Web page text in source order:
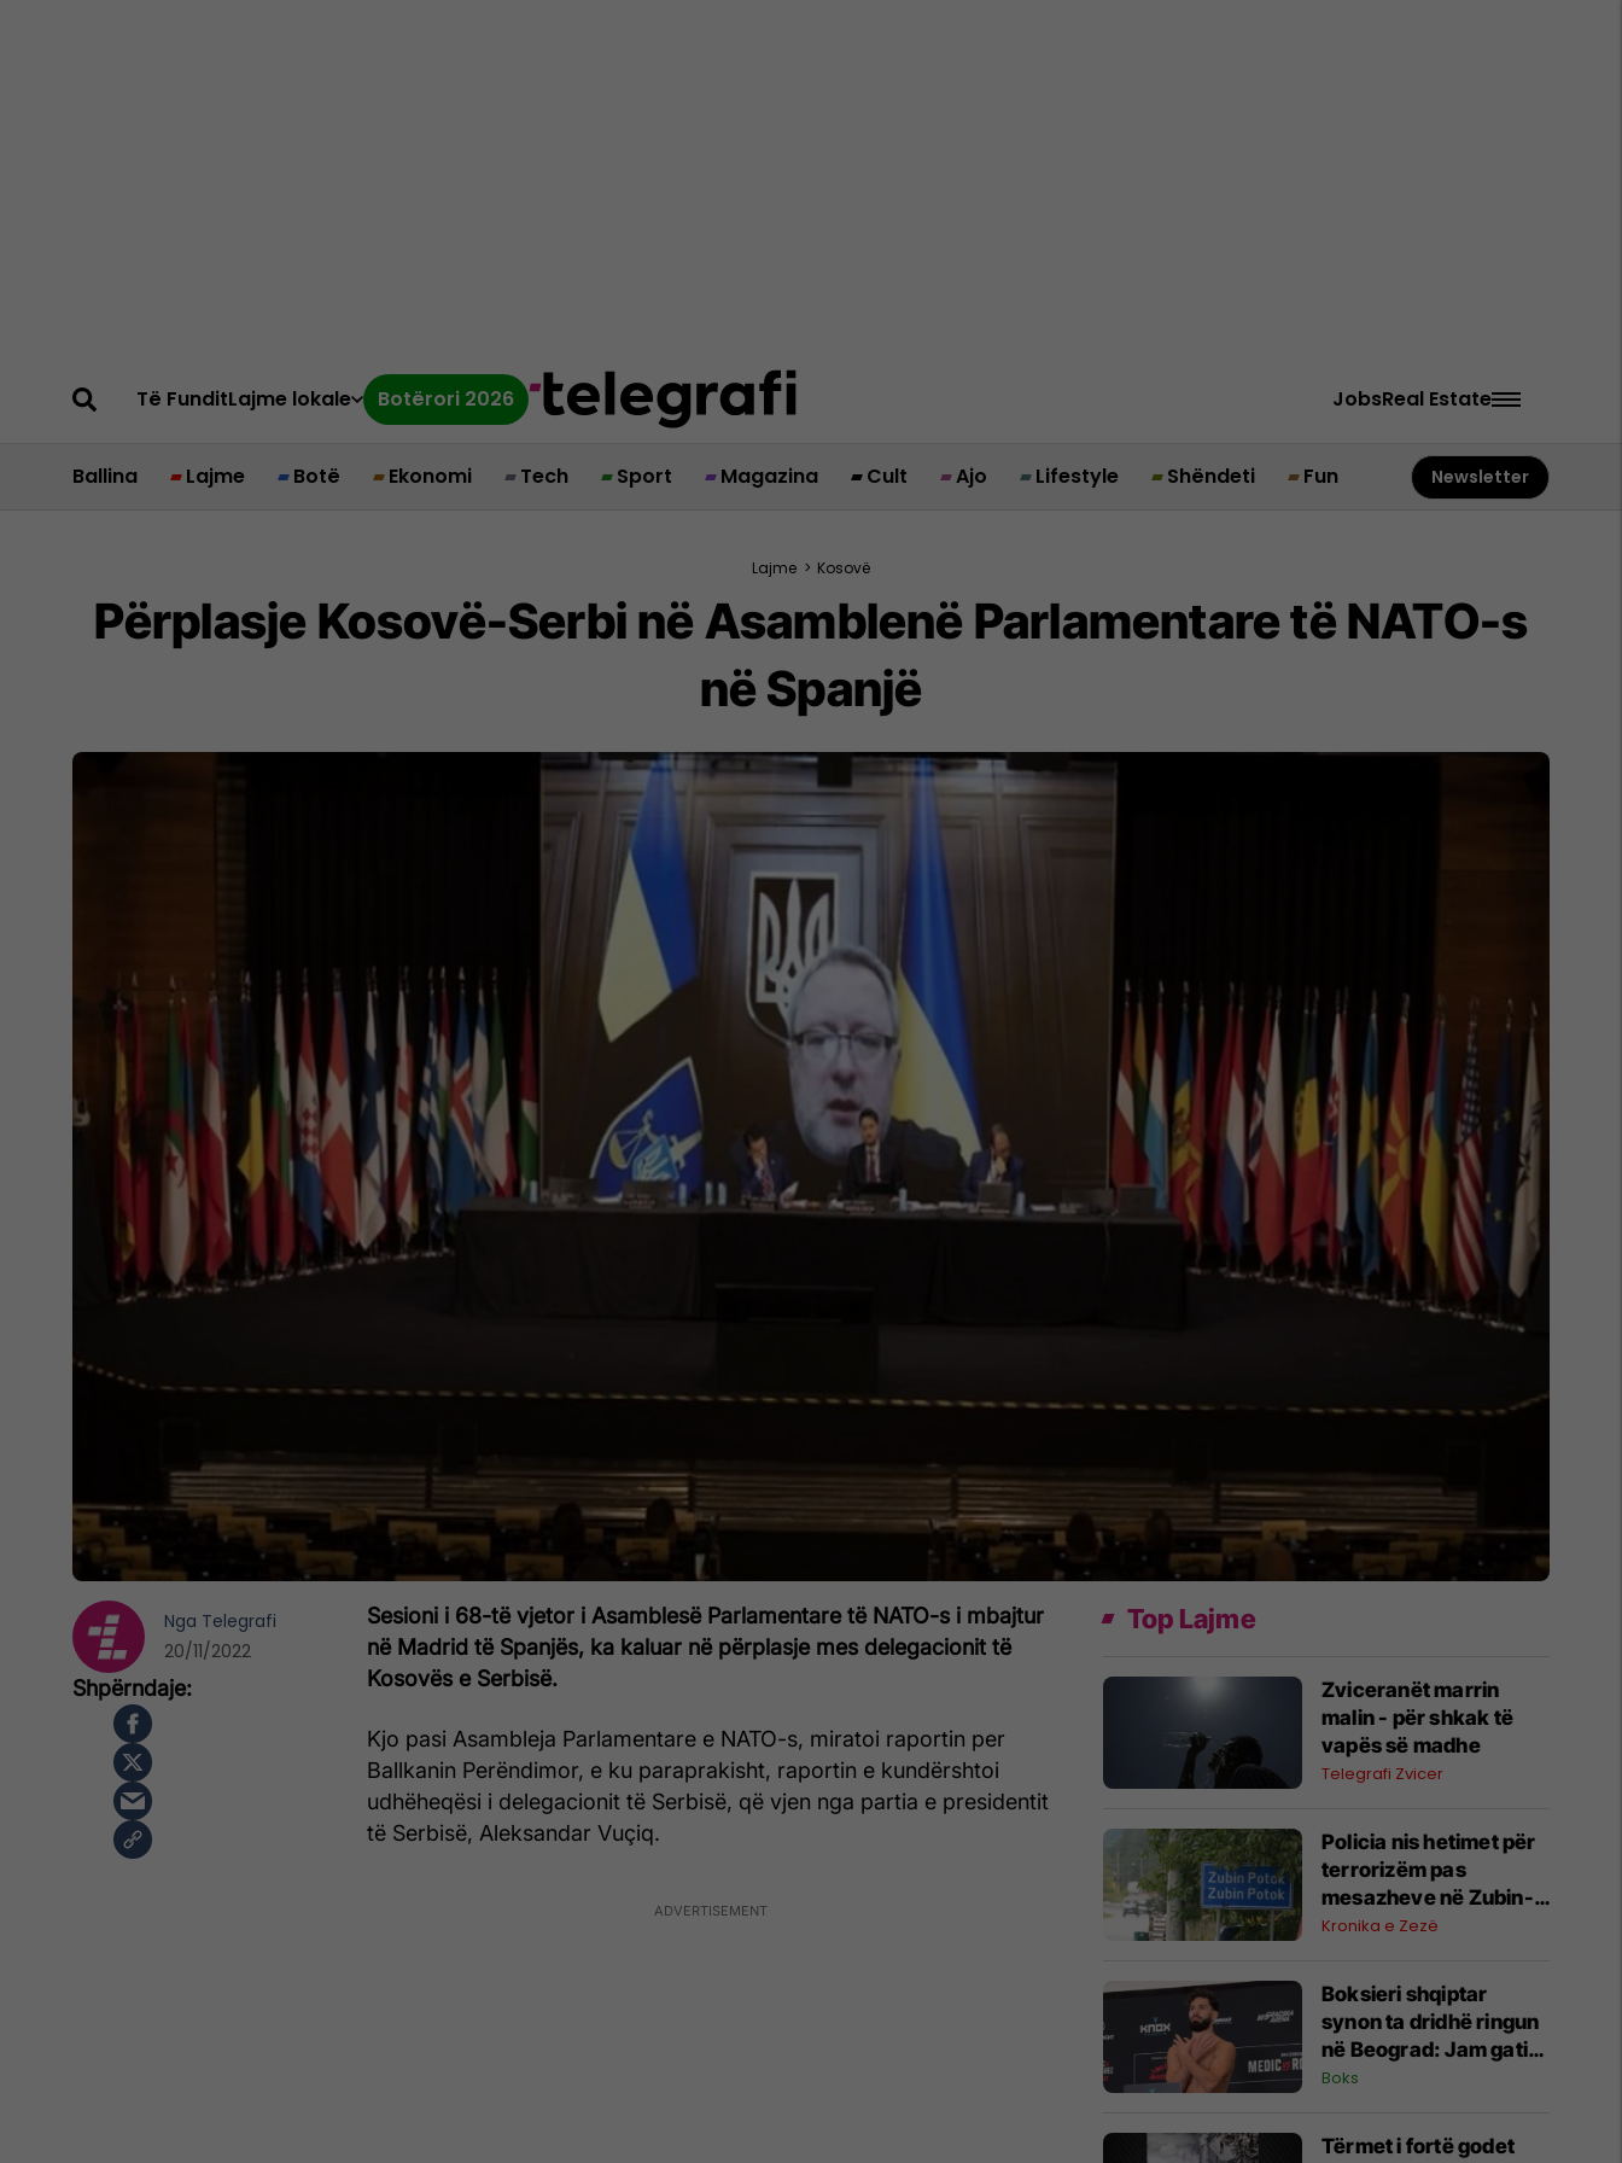
Të FunditLajme lokale Botërori 2026 JobsReal Estate
Ballina Lajme Botë Ekonomi Tech Sport Magazina Cult Ajo Lifestyle Shëndeti Fun Newsletter
Lajme > Kosovë
Përplasje Kosovë-Serbi në Asamblenë Parlamentare të NATO-s
në Spanjë
Sesioni i 68-të vjetor i Asamblesë Parlamentare të NATO-s i mbajtur
në Madrid të Spanjës, ka kaluar në përplasje mes delegacionit të
Kosovës e Serbisë.
Kjo pasi Asambleja Parlamentare e NATO-s, miratoi raportin per
Ballkanin Perëndimor, e ku paraprakisht, raportin e kundërshtoi
udhëheqësi i delegacionit të Serbisë, që vjen nga partia e presidentit
të Serbisë, Aleksandar Vuçiq.
Nga Telegrafi
20/11/2022
Top Lajme
Zviceranët marrin
malin - për shkak të
vapës së madhe
Telegrafi Zvicer
Policia nis hetimet për
terrorizëm pas
mesazheve në Zubin-
Potok
Kronika e Zezë
Boksieri shqiptar
synon ta dridhë ringun
në Beograd: Jam gati,
Zoti e bekoftë
Boks
Tërmet i fortë godet